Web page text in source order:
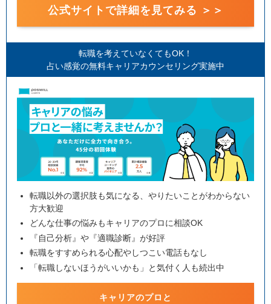
公式サイトで詳細を見てみる ＞＞
転職を考えていなくてもOK！
占い感覚の無料キャリアカウンセリング実施中
転職以外の選択肢も気になる、やりたいことがわからない
方大歓迎
どんな仕事の悩みもキャリアのプロに相談OK
『自己分析』や『適職診断』が好評
転職をすすめられる心配やしつこい電話もなし
「転職しないほうがいいかも」と気付く人も続出中
キャリアのプロと